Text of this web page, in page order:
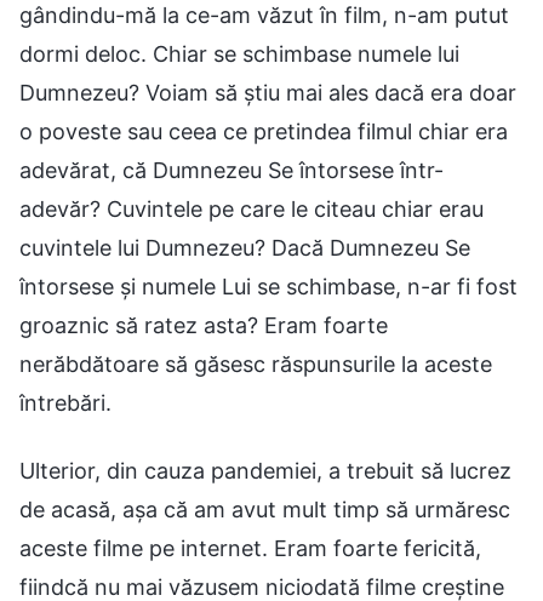
gândindu-mă la ce-am văzut în film, n-am putut
dormi deloc. Chiar se schimbase numele lui
Dumnezeu? Voiam să știu mai ales dacă era doar
o poveste sau ceea ce pretindea filmul chiar era
adevărat, că Dumnezeu Se întorsese într-
adevăr? Cuvintele pe care le citeau chiar erau
cuvintele lui Dumnezeu? Dacă Dumnezeu Se
întorsese și numele Lui se schimbase, n-ar fi fost
groaznic să ratez asta? Eram foarte
nerăbdătoare să găsesc răspunsurile la aceste
întrebări.
Ulterior, din cauza pandemiei, a trebuit să lucrez
de acasă, așa că am avut mult timp să urmăresc
aceste filme pe internet. Eram foarte fericită,
fiindcă nu mai văzusem niciodată filme creștine